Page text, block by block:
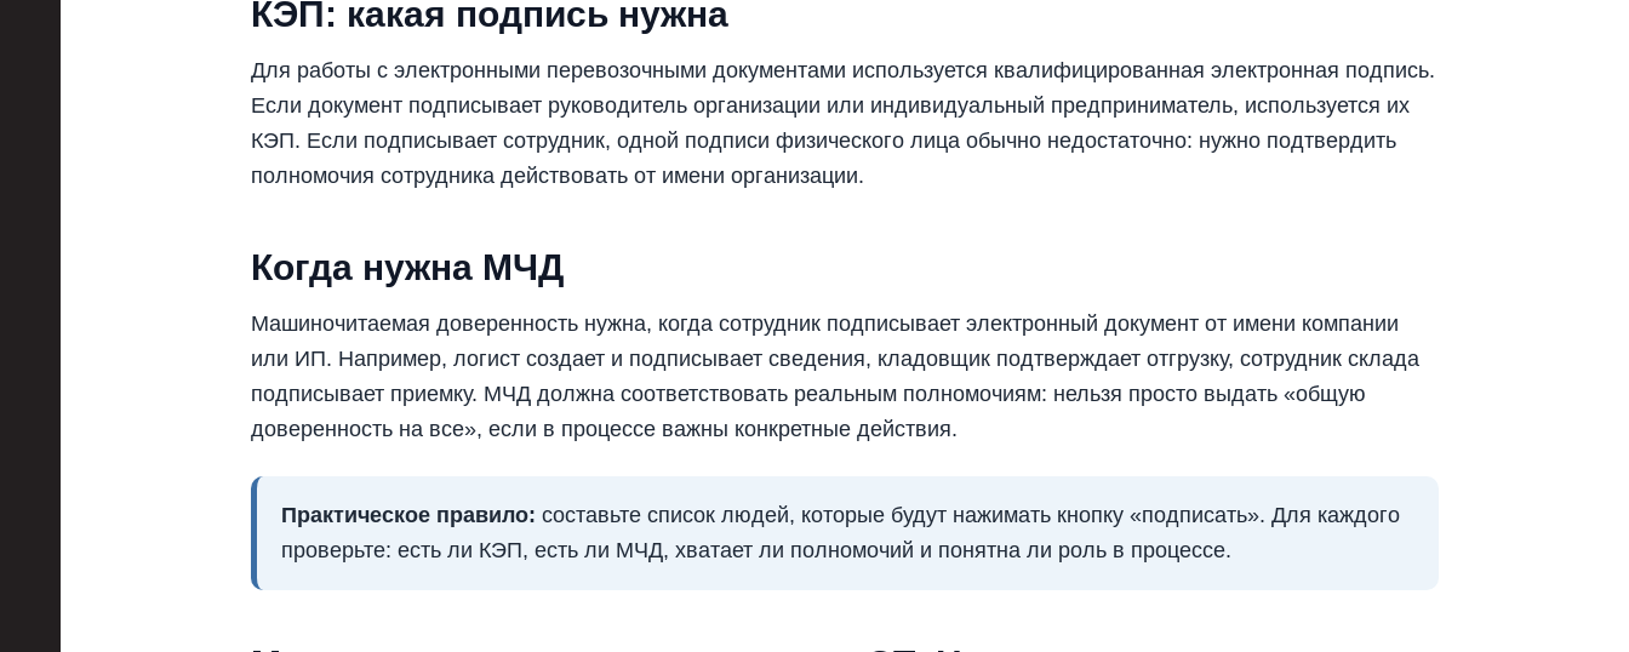
КЭП: какая подпись нужна
Для работы с электронными перевозочными документами используется квалифицированная электронная подпись.
Если документ подписывает руководитель организации или индивидуальный предприниматель, используется их
КЭП. Если подписывает сотрудник, одной подписи физического лица обычно недостаточно: нужно подтвердить
полномочия сотрудника действовать от имени организации.
Когда нужна МЧД
Машиночитаемая доверенность нужна, когда сотрудник подписывает электронный документ от имени компании
или ИП. Например, логист создает и подписывает сведения, кладовщик подтверждает отгрузку, сотрудник склада
подписывает приемку. МЧД должна соответствовать реальным полномочиям: нельзя просто выдать «общую
доверенность на все», если в процессе важны конкретные действия.
Практическое правило: составьте список людей, которые будут нажимать кнопку «подписать». Для каждого
проверьте: есть ли КЭП, есть ли МЧД, хватает ли полномочий и понятна ли роль в процессе.